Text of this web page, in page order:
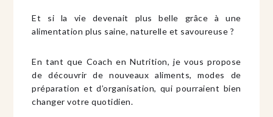
Et si la vie devenait plus belle grâce à une
alimentation plus saine, naturelle et savoureuse ?
En tant que Coach en Nutrition, je vous propose
de découvrir de nouveaux aliments, modes de
préparation et d’organisation, qui pourraient bien
changer votre quotidien.